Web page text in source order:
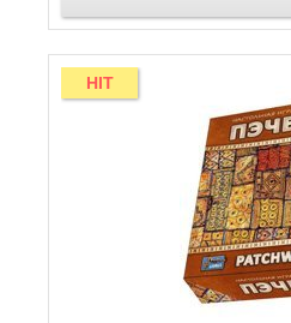
HIT